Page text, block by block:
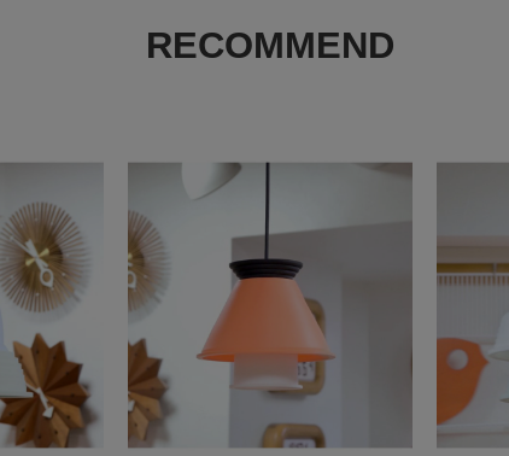
・予約商品など一
がございます。
RECOMMEND